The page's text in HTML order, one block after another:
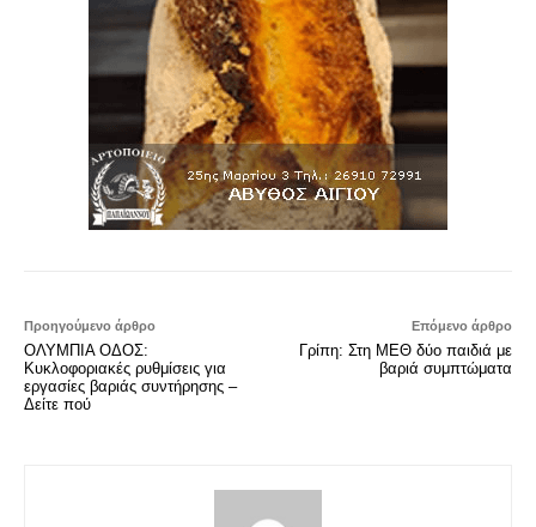
Προηγούμενο άρθρο
ΟΛΥΜΠΙΑ ΟΔΟΣ:
Κυκλοφοριακές ρυθμίσεις για
εργασίες βαριάς συντήρησης –
Δείτε πού
Επόμενο άρθρο
Γρίπη: Στη ΜΕΘ δύο παιδιά με
βαριά συμπτώματα